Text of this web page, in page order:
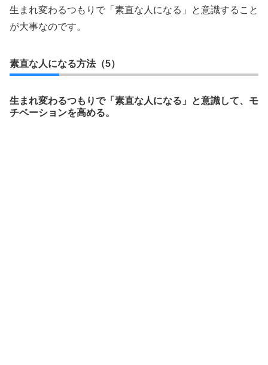
生まれ変わるつもりで「素直な人になる」と意識すること
が大事なのです。
素直な人になる方法（5）
生まれ変わるつもりで「素直な人になる」と意識して、モ
チベーションを高める。